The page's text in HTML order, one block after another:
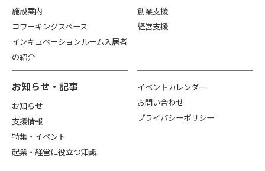
施設案内
コワーキングスペース
インキュベーションルーム入居者
の紹介
創業支援
経営支援
お知らせ・記事
お知らせ
支援情報
特集・イベント
起業・経営に役立つ知識
イベントカレンダー
お問い合わせ
プライバシーポリシー